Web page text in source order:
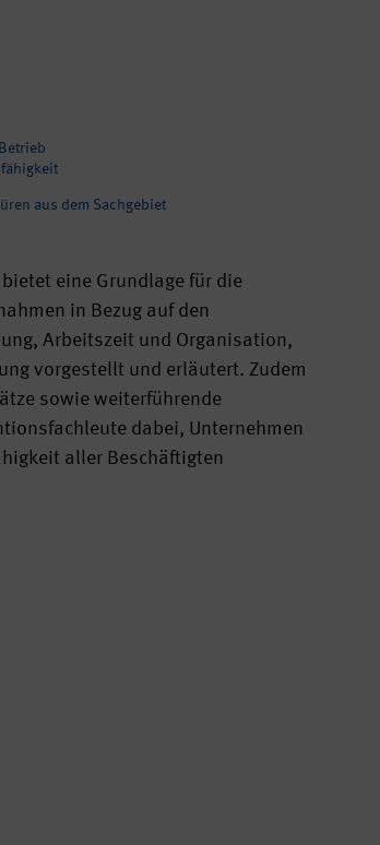
aus dem Sachgebiet
eine Grundlage für die
in Bezug auf den
Arbeitszeit und Organisation,
vorgestellt und erläutert. Zudem
sowie weiterführende
dabei, Unternehmen
aller Beschäftigten